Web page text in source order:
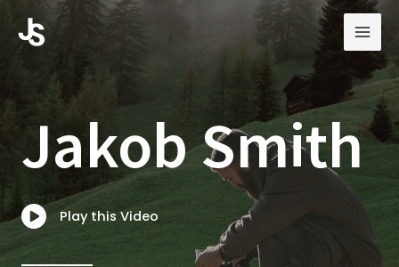
content
Jakob Smith
Play this Video